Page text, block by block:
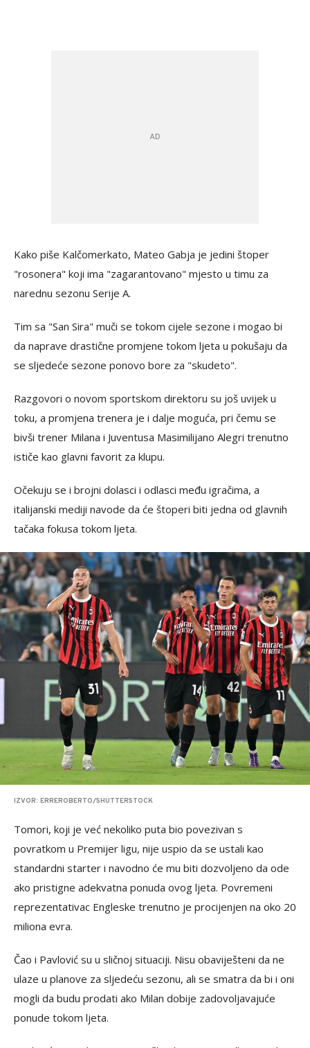
Kako piše Kalčomerkato, Mateo Gabja je jedini štoper
"rosonera" koji ima "zagarantovano" mjesto u timu za
narednu sezonu Serije A.
Tim sa "San Sira" muči se tokom cijele sezone i mogao bi
da naprave drastične promjene tokom ljeta u pokušaju da
se sljedeće sezone ponovo bore za "skudeto".
Razgovori o novom sportskom direktoru su još uvijek u
toku, a promjena trenera je i dalje moguća, pri čemu se
bivši trener Milana i Juventusa Masimilijano Alegri trenutno
ističe kao glavni favorit za klupu.
Očekuju se i brojni dolasci i odlasci među igračima, a
italijanski mediji navode da će štoperi biti jedna od glavnih
tačaka fokusa tokom ljeta.
IZVOR: ERREROBERTO/SHUTTERSTOCK
Tomori, koji je već nekoliko puta bio povezivan s
povratkom u Premijer ligu, nije uspio da se ustali kao
standardni starter i navodno će mu biti dozvoljeno da ode
ako pristigne adekvatna ponuda ovog ljeta. Povremeni
reprezentativac Engleske trenutno je procijenjen na oko 20
miliona evra.
Čao i Pavlović su u sličnoj situaciji. Nisu obaviješteni da ne
ulaze u planove za sljedeću sezonu, ali se smatra da bi i oni
mogli da budu prodati ako Milan dobije zadovoljavajuće
ponude tokom ljeta.